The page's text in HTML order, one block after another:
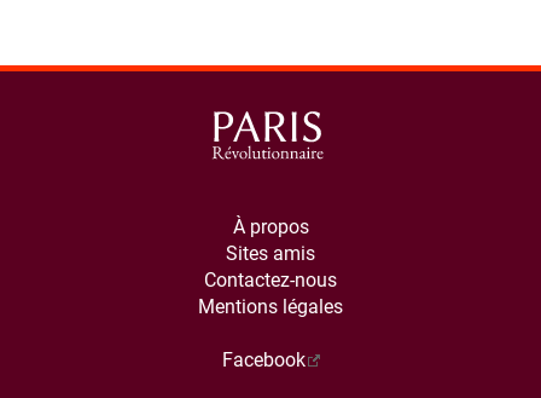
À propos
Sites amis
Contactez-nous
Mentions légales
Facebook